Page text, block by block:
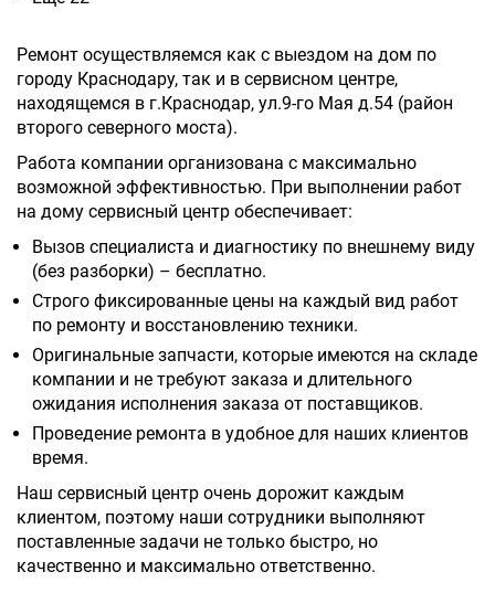
Ремонт осуществляемся как с выездом на дом по
городу Краснодару, так и в сервисном центре,
находящемся в г.Краснодар, ул.9-го Мая д.54 (район
второго северного моста).
Работа компании организована с максимально
возможной эффективностью. При выполнении работ
на дому сервисный центр обеспечивает:
Вызов специалиста и диагностику по внешнему виду
(без разборки) – бесплатно.
Строго фиксированные цены на каждый вид работ
по ремонту и восстановлению техники.
Оригинальные запчасти, которые имеются на складе
компании и не требуют заказа и длительного
ожидания исполнения заказа от поставщиков.
Проведение ремонта в удобное для наших клиентов
время.
Наш сервисный центр очень дорожит каждым
клиентом, поэтому наши сотрудники выполняют
поставленные задачи не только быстро, но
качественно и максимально ответственно.